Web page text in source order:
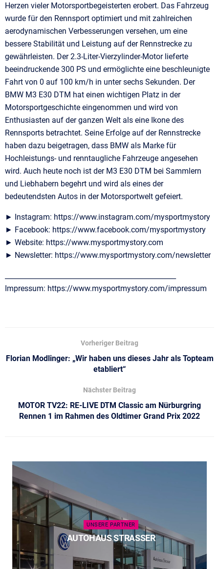
Herzen vieler Motorsportbegeisterten erobert. Das Fahrzeug
wurde für den Rennsport optimiert und mit zahlreichen
aerodynamischen Verbesserungen versehen, um eine
bessere Stabilität und Leistung auf der Rennstrecke zu
gewährleisten. Der 2.3-Liter-Vierzylinder-Motor lieferte
beeindruckende 300 PS und ermöglichte eine beschleunigte
Fahrt von 0 auf 100 km/h in unter sechs Sekunden. Der
BMW M3 E30 DTM hat einen wichtigen Platz in der
Motorsportgeschichte eingenommen und wird von
Enthusiasten auf der ganzen Welt als eine Ikone des
Rennsports betrachtet. Seine Erfolge auf der Rennstrecke
haben dazu beigetragen, dass BMW als Marke für
Hochleistungs- und renntaugliche Fahrzeuge angesehen
wird. Auch heute noch ist der M3 E30 DTM bei Sammlern
und Liebhabern begehrt und wird als eines der
bedeutendsten Autos in der Motorsportwelt gefeiert.
► Instagram: https://www.instagram.com/mysportmystory
► Facebook: https://www.facebook.com/mysportmystory
► Website: https://www.mysportmystory.com
► Newsletter: https://www.mysportmystory.com/newsletter
Impressum: https://www.mysportmystory.com/impressum
Vorheriger Beitrag
Florian Modlinger: „Wir haben uns dieses Jahr als Topteam
etabliert“
Nächster Beitrag
MOTOR TV22: RE-LIVE DTM Classic am Nürburgring
Rennen 1 im Rahmen des Oldtimer Grand Prix 2022
UNSERE PARTNER
AUTOHAUS STRASSER